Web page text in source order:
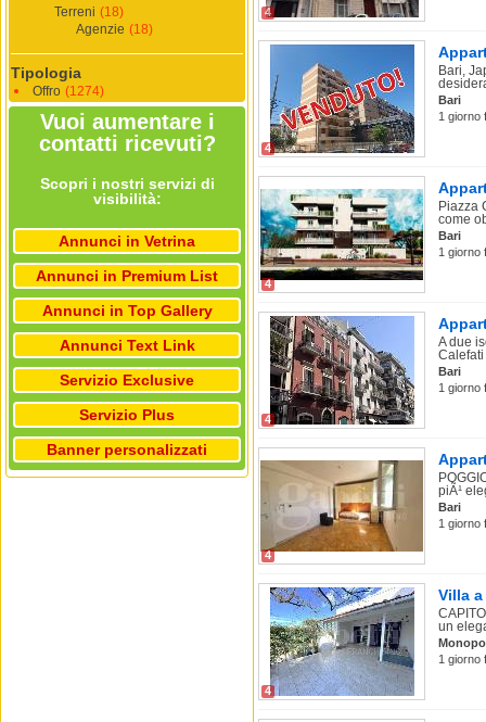
Terreni (18)
Agenzie (18)
Tipologia
Offro (1274)
Vuoi aumentare i
contatti ricevuti?
Scopri i nostri servizi di
visibilità:
Annunci in Vetrina
Annunci in Premium List
Annunci in Top Gallery
Annunci Text Link
Servizio Exclusive
Servizio Plus
Banner personalizzati
4
4
Bari,
Bari
1 giorno
4
Piazza
come
Bari
1 giorno
4
A due
Bari
1 giorno
4
piÃ¹
Bari
1 giorno
4
Villa
un
1 giorno